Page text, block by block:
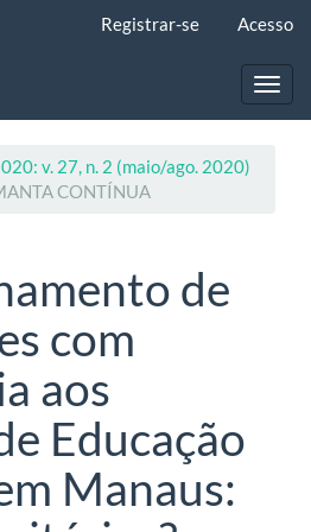
Registrar-se Acesso
v. 27, n. 2 (maio/ago. 2020)
CONTÍNUA
de
com
aos
Educação
Manaus: